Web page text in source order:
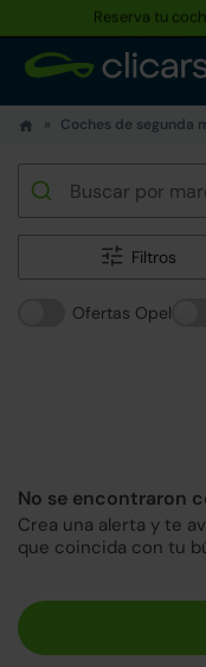
Hasta un
Coches de segunda
Filtros
Ofertas Opel
No se encontraron
Crea una alerta y te
que coincida con tu